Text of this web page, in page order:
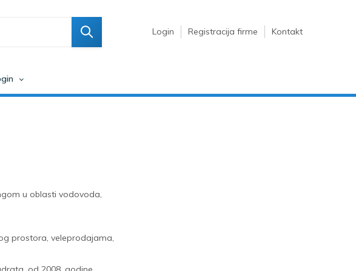
Login Registracija firme Kontakt
u oblasti vodovoda,
prostora, veleprodajama,